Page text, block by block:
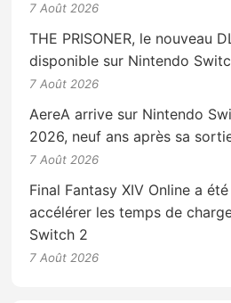
7 Août 2026
THE PRISONER, le nouveau
disponible sur Nintendo
7 Août 2026
AereA arrive sur Nintendo
2026, neuf ans après sa
7 Août 2026
Final Fantasy XIV Online a
accélérer les temps de
Switch 2
7 Août 2026